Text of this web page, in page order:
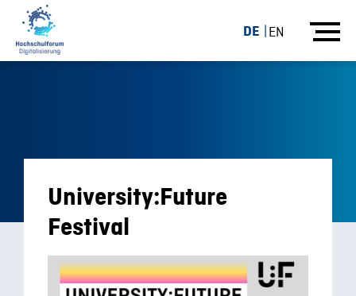
DE EN
University:Future
Festival